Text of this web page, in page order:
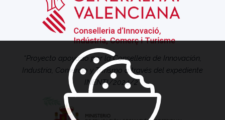
“Proyecto apoyado por la Consellería de Innovación,
Industria, Comercio y Turismo a través del expediente
INENTI/2024/2”